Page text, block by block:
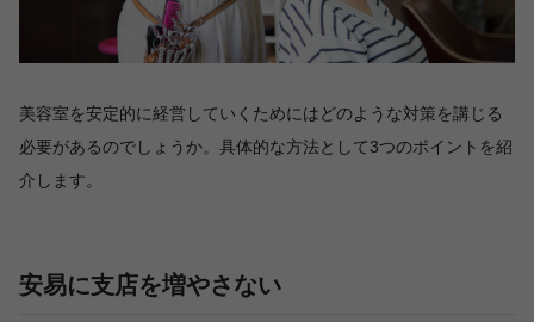
美容室を安定的に経営していくためにはどのような対策を講じる
必要があるのでしょうか。具体的な方法として3つのポイントを紹
介します。
安易に支店を増やさない